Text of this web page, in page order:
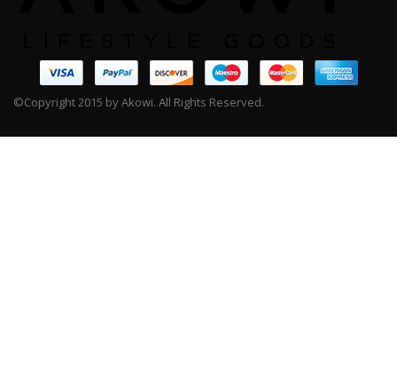
©Copyright 2015 by Akowi. All Rights Reserved.